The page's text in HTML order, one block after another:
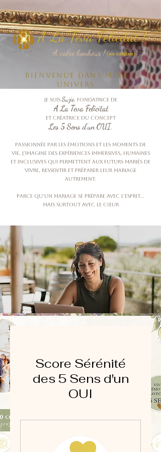
Je suis Suzie, fondatrice dE
A La Teva Felicitat
et créatrice du concept
Les 5 Sens d’un OUI
Passionnée par les émotions et les moments de
vie, j’imagine des expériences immersives, humaines
et inclusives qui permettent aux futurs mariés de
vivre, ressentir et préparer leur mariage
autrement.
Parce qu’un mariage se prépare avec l’esprit…
mais surtout avec le cœur
A votre bonheur !(en catalan)
Bienvenue dans mon
univers
A LaTeva Felicitat !
Score Sérénité
des 5 Sens d'un
OUI